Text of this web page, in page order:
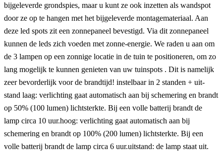
bijgeleverde grondspies, maar u kunt ze ook inzetten als wandspot
door ze op te hangen met het bijgeleverde montagemateriaal. Aan
deze led spots zit een zonnepaneel bevestigd. Via dit zonnepaneel
kunnen de leds zich voeden met zonne-energie. We raden u aan om
de 3 lampen op een zonnige locatie in de tuin te positioneren, om zo
lang mogelijk te kunnen genieten van uw tuinspots . Dit is namelijk
zeer bevorderlijk voor de brandtijd! instelbaar in 2 standen + uit-
stand laag: verlichting gaat automatisch aan bij schemering en brandt
op 50% (100 lumen) lichtsterkte. Bij een volle batterij brandt de
lamp circa 10 uur.hoog: verlichting gaat automatisch aan bij
schemering en brandt op 100% (200 lumen) lichtsterkte. Bij een
volle batterij brandt de lamp circa 6 uur.uitstand: de lamp staat uit.